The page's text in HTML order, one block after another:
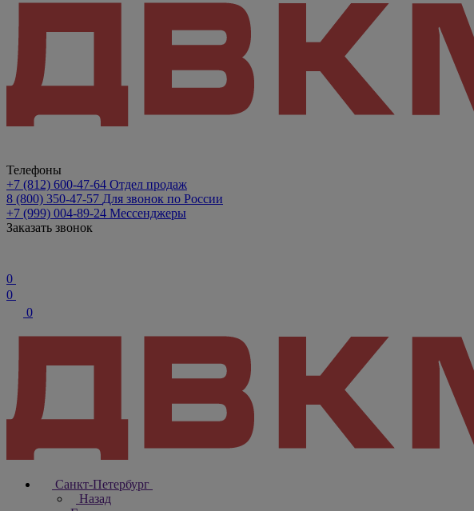
Телефоны
+7 (812) 600-47-64 Отдел продаж
8 (800) 350-47-57 Для звонок по России
+7 (999) 004-89-24 Мессенджеры
Заказать звонок
0
0
0
Санкт-Петербург
Назад